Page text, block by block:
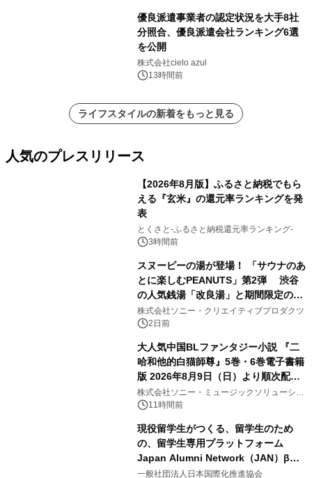
優良派遣事業者の認定状況を大手8社
分照合、優良派遣会社ランキング6選
を公開
株式会社cielo azul
13時間前
ライフスタイルの新着をもっと見る
人気のプレスリリース
【2026年8月版】ふるさと納税でもら
える『玄米』の還元率ランキングを発
表
とくさと-ふるさと納税還元率ランキング-
3時間前
スヌーピーの湯が登場！ 「サウナのあ
とに楽しむPEANUTS」第2弾 渋谷
の人気銭湯「改良湯」と期間限定のコ
ラボレーション サウナイキタイコラ
ボグッズも発売決定！
株式会社ソニー・クリエイティブプロダクツ
2日前
大人気中国BLファンタジー小説 『二
哈和他的白猫師尊』5巻・6巻電子書籍
版 2026年8月9日（日）より順次配信
開始
株式会社ソニー・ミュージックソリューショ
ンズ11時間前
現役留学生がつくる、留学生のため
の、留学生専用プラットフォーム
Japan Alumni Network（JAN）β版
をリリース
一般社団法人日本国際化推進協会